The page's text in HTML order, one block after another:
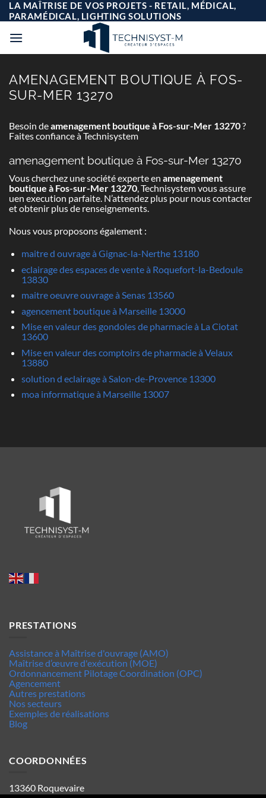
Passer
au
contenu
LA MAÎTRISE DE VOS PROJETS - RETAIL, MÉDICAL,
PARAMÉDICAL, LIGHTING SOLUTIONS
AMENAGEMENT BOUTIQUE À FOS-
SUR-MER 13270
Besoin deamenagement boutique à Fos-sur-Mer 13270?
Faites confiance à Technisystem
amenagement boutique à Fos-sur-Mer 13270
Vous cherchez une société experte en amenagement
boutique à Fos-sur-Mer 13270, Technisystem vous assure
uen execution parfaite. N’attendez plus pour nous contacter
et obtenir plus de renseignements.
Nous vous proposons également :
maitre d ouvrage à Gignac-la-Nerthe 13180
eclairage des espaces de vente à Roquefort-la-Bedoule
13830
maitre oeuvre ouvrage à Senas 13560
agencement boutique à Marseille 13000
Mise en valeur des gondoles de pharmacie à La Ciotat
13600
Mise en valeur des comptoirs de pharmacie à Velaux
13880
solution d eclairage à Salon-de-Provence 13300
moa informatique à Marseille 13007
PRESTATIONS
Assistance à Maîtrise d'ouvrage (AMO)
Maîtrise d’œuvre d'exécution (MOE)
Ordonnancement Pilotage Coordination (OPC)
Agencement
Autres prestations
Nos secteurs
Exemples de réalisations
Blog
COORDONNÉES
13360 Roquevaire